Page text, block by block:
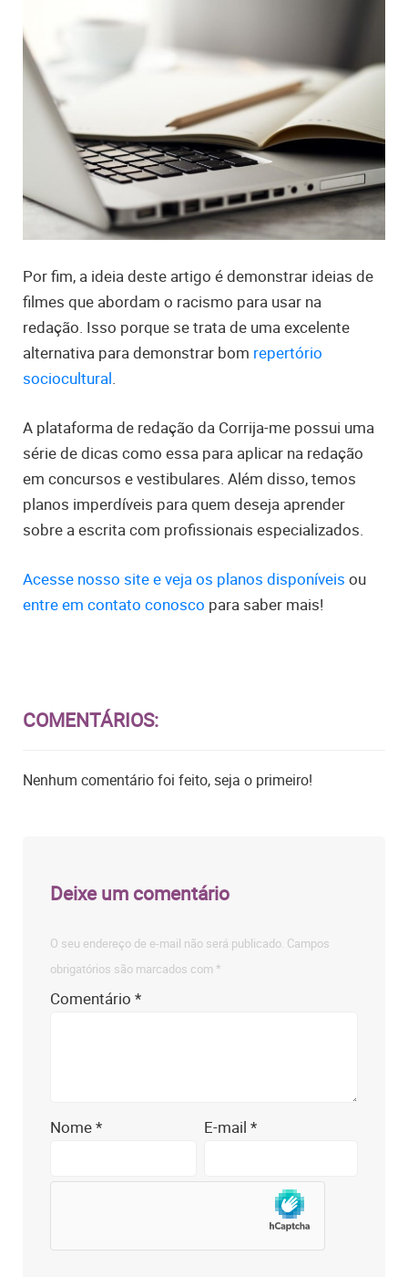
Por fim, a ideia deste artigo é demonstrar ideias de
filmes que abordam o racismo para usar na
redação. Isso porque se trata de uma excelente
alternativa para demonstrar bom repertório
sociocultural.
A plataforma de redação da Corrija-me possui uma
série de dicas como essa para aplicar na redação
em concursos e vestibulares. Além disso, temos
planos imperdíveis para quem deseja aprender
sobre a escrita com profissionais especializados.
Acesse nosso site e veja os planos disponíveis ou
entre em contato conosco para saber mais!
COMENTÁRIOS:
Nenhum comentário foi feito, seja o primeiro!
Deixe um comentário
O seu endereço de e-mail não será publicado. Campos
obrigatórios são marcados com *
Comentário*
Nome* E-mail *